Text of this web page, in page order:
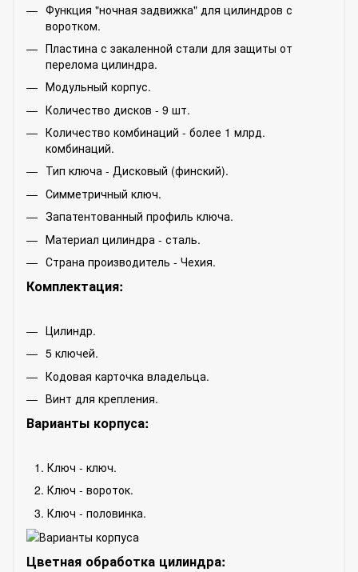
Функция "ночная задвижка" для цилиндров с
воротком.
Пластина с закаленной стали для защиты от
перелома цилиндра.
Модульный корпус.
Количество дисков - 9 шт.
Количество комбинаций - более 1 млрд.
комбинаций.
Тип ключа - Дисковый (финский).
Симметричный ключ.
Запатентованный профиль ключа.
Материал цилиндра - сталь.
Страна производитель - Чехия.
Комплектация:
Цилиндр.
5 ключей.
Кодовая карточка владельца.
Винт для крепления.
Варианты корпуса:
Ключ - ключ.
Ключ - вороток.
Ключ - половинка.
Цветная обработка цилиндра: